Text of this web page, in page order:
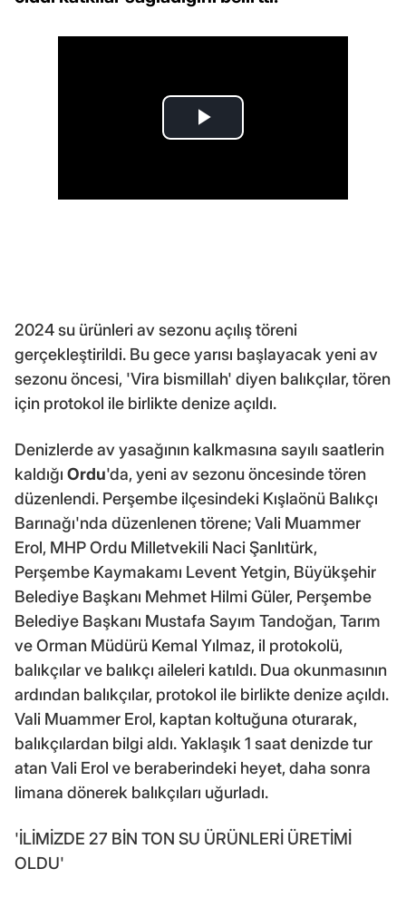
2024 su ürünleri av sezonu açılış töreni
gerçekleştirildi. Bu gece yarısı başlayacak yeni av
sezonu öncesi, 'Vira bismillah' diyen balıkçılar, tören
için protokol ile birlikte denize açıldı.
Denizlerde av yasağının kalkmasına sayılı saatlerin
kaldığı Ordu'da, yeni av sezonu öncesinde tören
düzenlendi. Perşembe ilçesindeki Kışlaönü Balıkçı
Barınağı'nda düzenlenen törene; Vali Muammer
Erol, MHP Ordu Milletvekili Naci Şanlıtürk,
Perşembe Kaymakamı Levent Yetgin, Büyükşehir
Belediye Başkanı Mehmet Hilmi Güler, Perşembe
Belediye Başkanı Mustafa Sayım Tandoğan, Tarım
ve Orman Müdürü Kemal Yılmaz, il protokolü,
balıkçılar ve balıkçı aileleri katıldı. Dua okunmasının
ardından balıkçılar, protokol ile birlikte denize açıldı.
Vali Muammer Erol, kaptan koltuğuna oturarak,
balıkçılardan bilgi aldı. Yaklaşık 1 saat denizde tur
atan Vali Erol ve beraberindeki heyet, daha sonra
limana dönerek balıkçıları uğurladı.
'İLİMİZDE 27 BİN TON SU ÜRÜNLERİ ÜRETİMİ
OLDU'